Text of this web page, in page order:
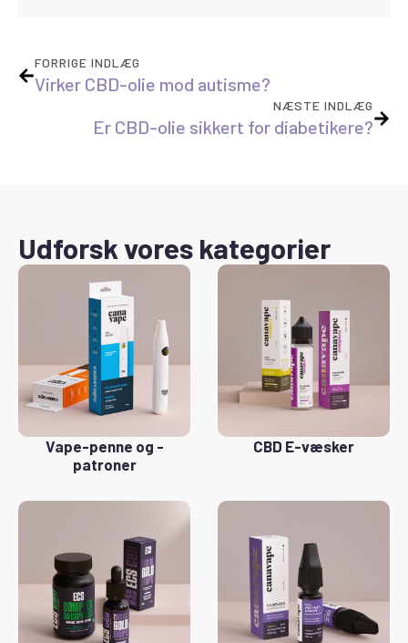
FORRIGE INDLÆG
Virker CBD-olie mod autisme?
NÆSTE INDLÆG
Er CBD-olie sikkert for diabetikere?
Udforsk vores kategorier
Vape-penne og -
patroner
CBD E-væsker